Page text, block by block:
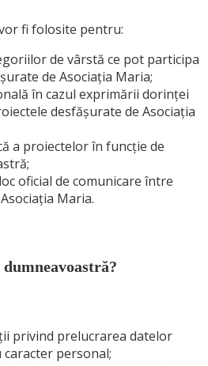
fi folosite pentru:
de vârstă ce pot participa
de Asociația Maria;
în cazul exprimării dorinței
desfășurate de Asociația
a proiectelor în funcție de
oficial de comunicare între
Maria.
privind prelucrarea datelor
caracter personal;